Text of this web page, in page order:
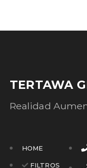
TERTAWA
Realidad
HOME
FILTROS